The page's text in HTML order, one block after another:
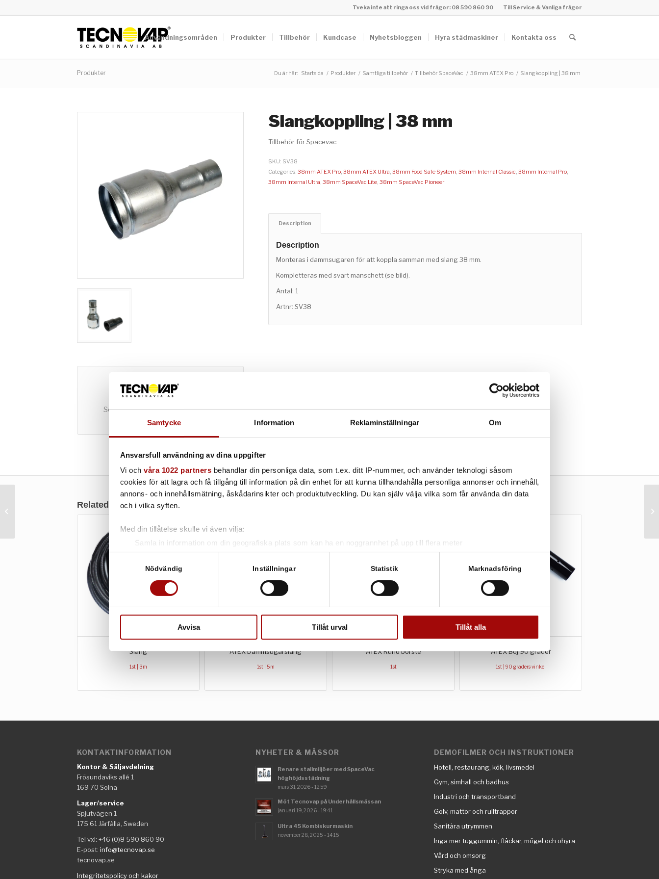
Samtycke Information Reklaminställningar Om
Ansvarsfull användning av dina uppgifter
Vi och våra 1022 partners behandlar din personliga data, som t.ex. ditt IP-nummer, och använder teknologi såsom
cookies för att lagra och få tillgång till information på din enhet för att kunna tillhandahålla personliga annonser och innehåll,
annons- och innehållsmätning, åskådarinsikter och produktutveckling. Du kan själv välja vilka som får använda din data
och i vilka syften.
Med din tillåtelse skulle vi även vilja:
Samla in information om din geografiska plats som kan ha en noggrannhet på upp till flera meter
Identifiera din enhet genom att aktivt skanna den för specifika kännetecken (fingeravtryck)
Ta reda på mer om hur dina personliga uppgifter behandlas och ställ in dina preferenser i
detaljsektionen. Du kan ändra
eller dra tillbaka ditt samtycke när som helst från cookie-förklaringen.
sociala medier och analysera vår trafik. Vi vidarebefordrar även sådana identifierare och annan information från din enhet
till de sociala medier och annons- och analysföretag som vi samarbetar med. Dessa kan i sin tur kombinera informationen
med annan information som du har tillhandahållit eller som de har samlat in när du har använt deras tjänster.
Nödvändig Inställningar Statistik Marknadsföring
Avvisa Tillåt urval Tillåt alla
Till Service & Vanliga frågor
Tveka inte att ringa oss vid frågor: 08 590 860 90
Användningsområden Produkter Tillbehör Kundcase Nyhetsbloggen Hyra städmaskiner Kontakta oss
Produkter Du är här: Startsida / Produkter / Samtliga tillbehör / Tillbehör SpaceVac / 38mm ATEX Pro / Slangkoppling | 38 mm
Kontakta oss för gratis
konsultation.
Som företag kan du både hyra och
köpa utrustning hos oss.
Slangkoppling | 38 mm
Tillbehör för Spacevac
SKU: SV38
Categories: 38mm ATEX Pro, 38mm ATEX Ultra, 38mm Food Safe System, 38mm Internal Classic, 38mm Internal Pro,
38mm Internal Ultra, 38mm SpaceVac Lite, 38mm SpaceVac Pioneer
Description
Description
Monteras i dammsugaren för att koppla samman med slang 38 mm.
Kompletteras med svart manschett (se bild).
Antal: 1
Artnr: SV38
Related products
Slang
1st | 3m
ATEX Dammsugarslang
1st | 5m
ATEX Rund borste
1st
ATEX Böj 90 grader
1st | 90 graders vinkel
KONTAKTINFORMATION
Kontor & Säljavdelning
Frösundaviks allé 1
169 70 Solna
Lager/service
Spjutvägen 1
175 61 Järfälla, Sweden
Tel vxl: +46 (0)8 590 860 90
E-post: info@tecnovap.se
tecnovap.se
Integritetspolicy och kakor
NYHETER & MÄSSOR
Renare stallmiljöer med SpaceVac
höghöjdsstädning
mars 31, 2026 - 12:59
Möt Tecnovap på Underhållsmässan
januari 19, 2026 - 19:41
Ultra 45 Kombiskurmaskin
november 28, 2025 - 14:15
DEMOFILMER OCH INSTRUKTIONER
Hotell, restaurang, kök, livsmedel
Gym, simhall och badhus
Industri och transportband
Golv, mattor och rulltrappor
Sanitära utrymmen
Inga mer tuggummin, fläckar, mögel och ohyra
Vård och omsorg
Stryka med ånga